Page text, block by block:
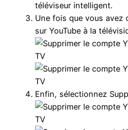
téléviseur intelligent.
Une fois que vous avez
sur YouTube à la
Enfin, sélectionnez